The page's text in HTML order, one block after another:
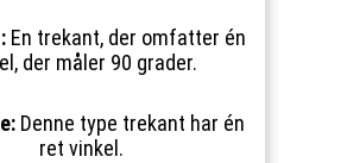
En trekant, der omfatter én
der måler 90 grader.
Denne type trekant har én
ret vinkel.